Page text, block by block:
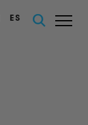
ES